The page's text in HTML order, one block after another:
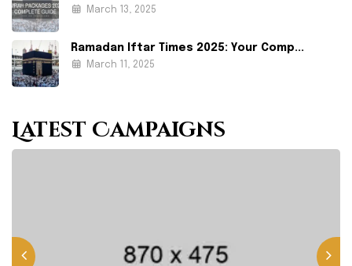
March 13, 2025
Ramadan Iftar Times 2025: Your Comp...
March 11, 2025
Latest Campaigns